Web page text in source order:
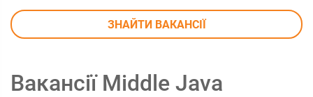
ЗНАЙТИ ВАКАНСІЇ
Вакансії Middle Java